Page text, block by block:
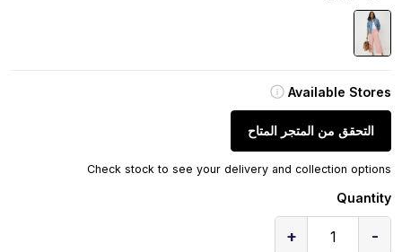
Available Stores
التحقق من المتجر المتاح
Check stock to see your delivery and collection options
Quantity
-
1
+